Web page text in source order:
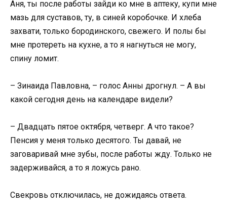
Аня, ты после работы зайди ко мне в аптеку, купи мне
мазь для суставов, ту, в синей коробочке. И хлеба
захвати, только бородинского, свежего. И полы бы
мне протереть на кухне, а то я нагнуться не могу,
спину ломит.
– Зинаида Павловна, – голос Анны дрогнул. – А вы
какой сегодня день на календаре видели?
– Двадцать пятое октября, четверг. А что такое?
Пенсия у меня только десятого. Ты давай, не
заговаривай мне зубы, после работы жду. Только не
задерживайся, а то я ложусь рано.
Свекровь отключилась, не дожидаясь ответа.